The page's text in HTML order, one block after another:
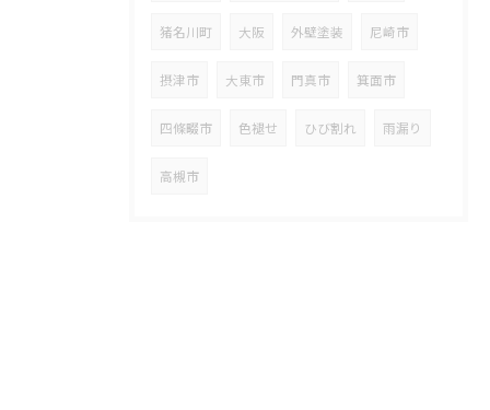
猪名川町 大阪 外壁塗装 尼崎市
摂津市 大東市 門真市 箕面市
四條畷市 色褪せ ひび割れ 雨漏り
高槻市